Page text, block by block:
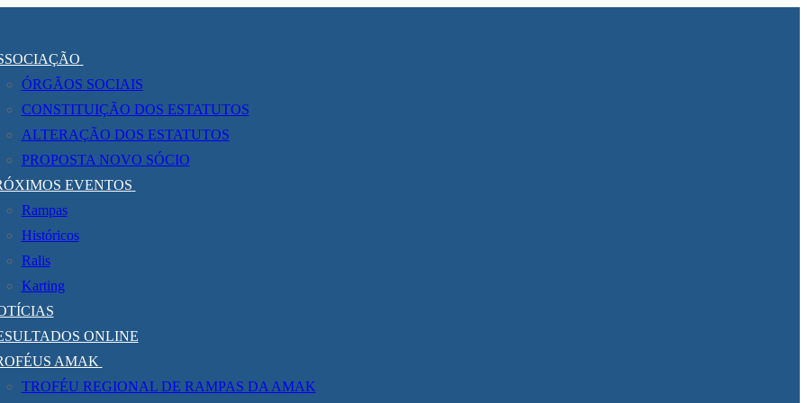
ÓRGÃOS SOCIAIS
CONSTITUIÇÃO DOS ESTATUTOS
ALTERAÇÃO DOS ESTATUTOS
PROPOSTA NOVO SÓCIO
EVENTOS
Rampas
Históricos
Ralis
Karting
ONLINE
AMAK
TROFÉU REGIONAL DE RAMPAS DA AMAK